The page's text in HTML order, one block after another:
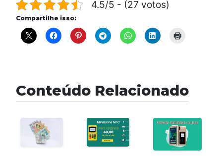
4.5/5 - (27 votos)
Compartilhe isso:
Conteúdo Relacionado